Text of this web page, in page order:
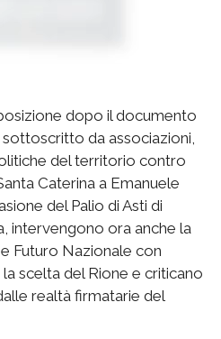
dopo il documento
da associazioni,
del territorio contro
Caterina a Emanuele
del Palio di Asti di
intervengono ora anche la
Futuro Nazionale con
scelta del Rione e criticano
realtà firmatarie del